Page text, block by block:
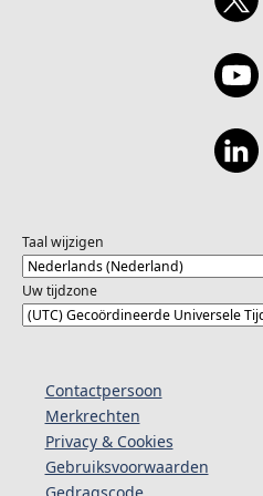
Taal wijzigen
Uw tijdzone
Contactpersoon
Merkrechten
Privacy & Cookies
Gebruiksvoorwaarden
Gedragscode